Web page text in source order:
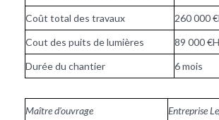
Coût total des travaux
260 000
Cout des puits de lumières
89 000
Durée du chantier
6 mois
Maître d’ouvrage
Entreprise